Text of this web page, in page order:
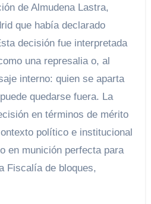
de Almudena Lastra,
que había declarado
decisión fue interpretada
una represalia o, al
interno: quien se aparta
quedarse fuera. La
en términos de mérito
político e institucional
en munición perfecta para
Fiscalía de bloques,